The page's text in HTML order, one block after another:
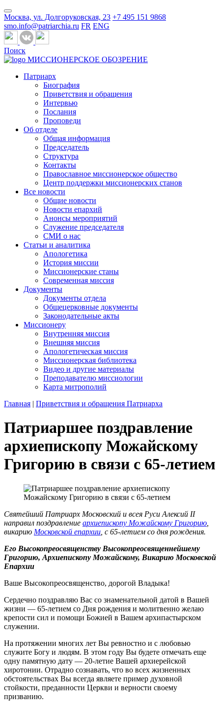
Москва, ул. Долгоруковская, 23 +7 495 151 9868
smo.info@patriarchia.ru FR ENG
Поиск
МИССИОНЕРСКОЕ ОБОЗРЕНИЕ
Патриарх
Биография
Приветствия и обращения
Интервью
Послания
Проповеди
Об отделе
Общая информация
Председатель
Структура
Контакты
Православное миссионерское общество
Центр поддержки миссионерских станов
Все новости
Общие новости
Новости епархий
Анонсы мероприятий
Служение председателя
СМИ о нас
Статьи и аналитика
Апологетика
История миссии
Миссионерские станы
Современная миссия
Документы
Документы отдела
Общецерковные документы
Законодательные акты
Миссионеру
Внутренняя миссия
Внешняя миссия
Апологетическая миссия
Миссионерская библиотека
Видео и другие материалы
Преподавателю миссиологии
Карта митрополий
Главная | Приветствия и обращения Патриарха
Патриаршее поздравление
архиепископу Можайскому
Григорию в связи с 65-летием
Святейший Патриарх Московский и всея Руси Алексий II
направил поздравление архиепископу Можайскому Григорию
викарию Московской епархии , с 65-летием со дня рождения.
Его Высокопреосвященству Высокопреосвященнейшему
Григорию, Архиепископу Можайскому, Викарию Московской
Епархии
Ваше Высокопреосвященство, дорогой Владыка!
Сердечно поздравляю Вас со знаменательной датой в Вашей
жизни — 65-летием со Дня рождения и молитвенно желаю
крепости сил и помощи Божией в Вашем архипастырском
служении.
На протяжении многих лет Вы ревностно и с любовью
служите Богу и людям. В этом году Вы будете отмечать еще
одну памятную дату — 20-летие Вашей архиерейской
хиротонии. Отрадно сознавать, что во всех жизненных
обстоятельствах Вы всегда являете пример духовной
стойкости, преданности Церкви и верности своему
призванию.